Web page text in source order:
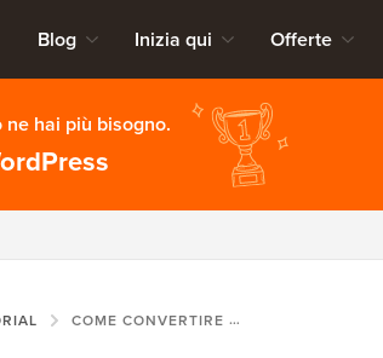
Blog Inizia qui Offerte
hai più bisogno.
COME CONVERTIRE UN WIDGET DI WORDPRESS IN UN BLOCCO (PASSO DOPO PASSO)